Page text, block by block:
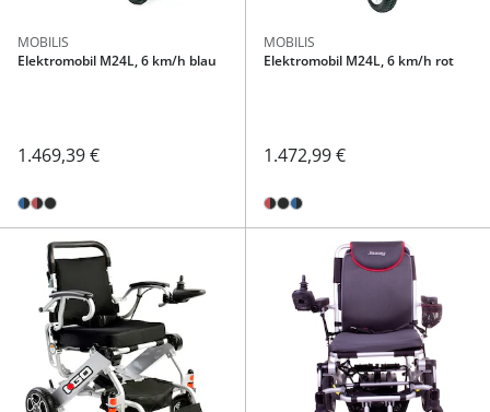
MOBILIS
Elektromobil M24L, 6 km/h blau
1.469,39 €
MOBILIS
Elektromobil M24L, 6 km/h rot
1.472,99 €